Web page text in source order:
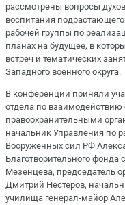
рассмотрены вопросы
воспитания
рабочей группы по
планах на будущее, в
встреч и тематических
Западного военного округа.
В конференции приняли
отдела по
правоохранительными
начальник Управления по
Вооруженных сил РФ
Благотворительного фонда
Мезенцева, председатель
Дмитрий Нестеров,
училища генерал-майор